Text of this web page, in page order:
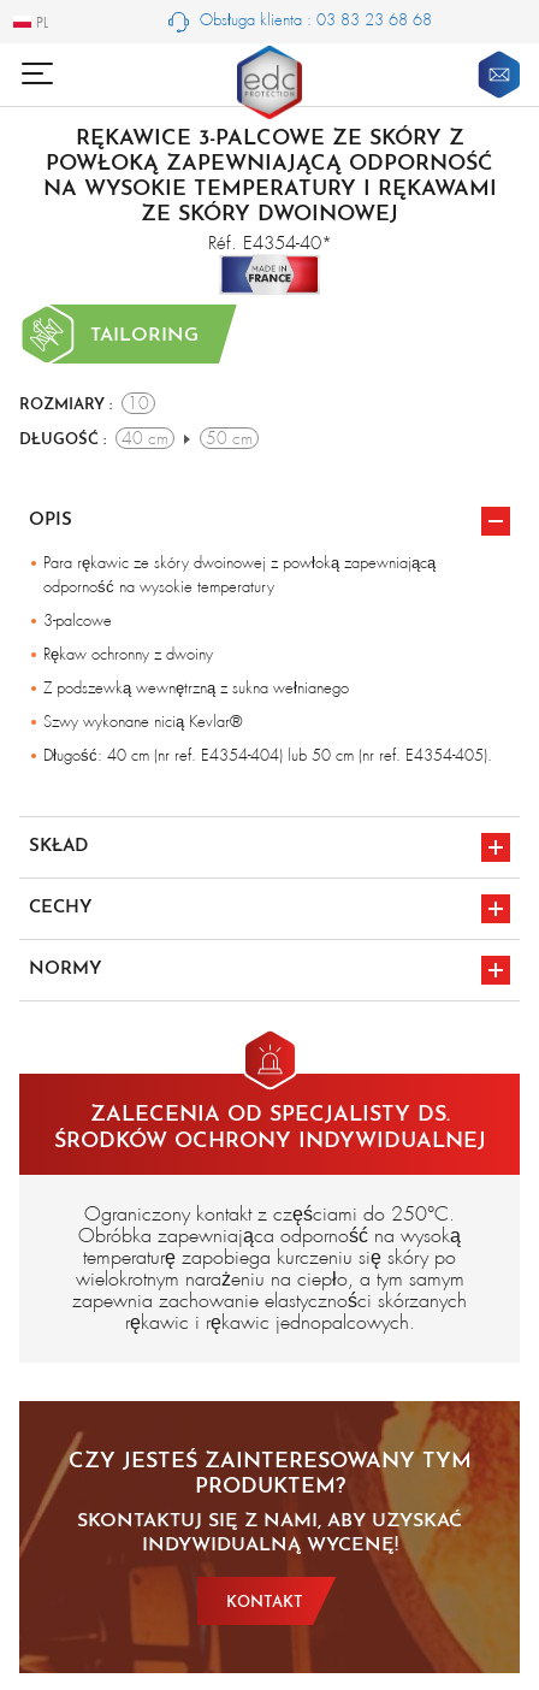
PL
PL Obsługa klienta : 03 83 23 68 68
RĘKAWICE 3-PALCOWE ZE SKÓRY Z
POWŁOKĄ ZAPEWNIAJĄCĄ ODPORNOŚĆ
NA WYSOKIE TEMPERATURY I RĘKAWAMI
ZE SKÓRY DWOINOWEJ
Réf. E4354-40*
TAILORING
ROZMIARY : 10
DŁUGOŚĆ : 40 cm 50 cm
OPIS
Para rękawic ze skóry dwoinowej z powłoką zapewniającą
odporność na wysokie temperatury
3-palcowe
Rękaw ochronny z dwoiny
Z podszewką wewnętrzną z sukna wełnianego
Szwy wykonane nicią Kevlar®
Długość: 40 cm (nr ref. E4354-404) lub 50 cm (nr ref. E4354-405).
SKŁAD
temperaturyRękawy z dwoinyZ podszewką wewnętrzną z sukna
wełnianego
CECHY
Ochrona 250°C
NORMY
en 388 3122
ZALECENIA OD SPECJALISTY DS.
ŚRODKÓW OCHRONY INDYWIDUALNEJ
Ograniczony kontakt z częściami do 250°C.
Obróbka zapewniająca odporność na wysoką
temperaturę zapobiega kurczeniu się skóry po
wielokrotnym narażeniu na ciepło, a tym samym
zapewnia zachowanie elastyczności skórzanych
rękawic i rękawic jednopalcowych.
CZY JESTEŚ ZAINTERESOWANY TYM
PRODUKTEM?
SKONTAKTUJ SIĘ Z NAMI, ABY UZYSKAĆ
INDYWIDUALNĄ WYCENĘ!
KONTAKT